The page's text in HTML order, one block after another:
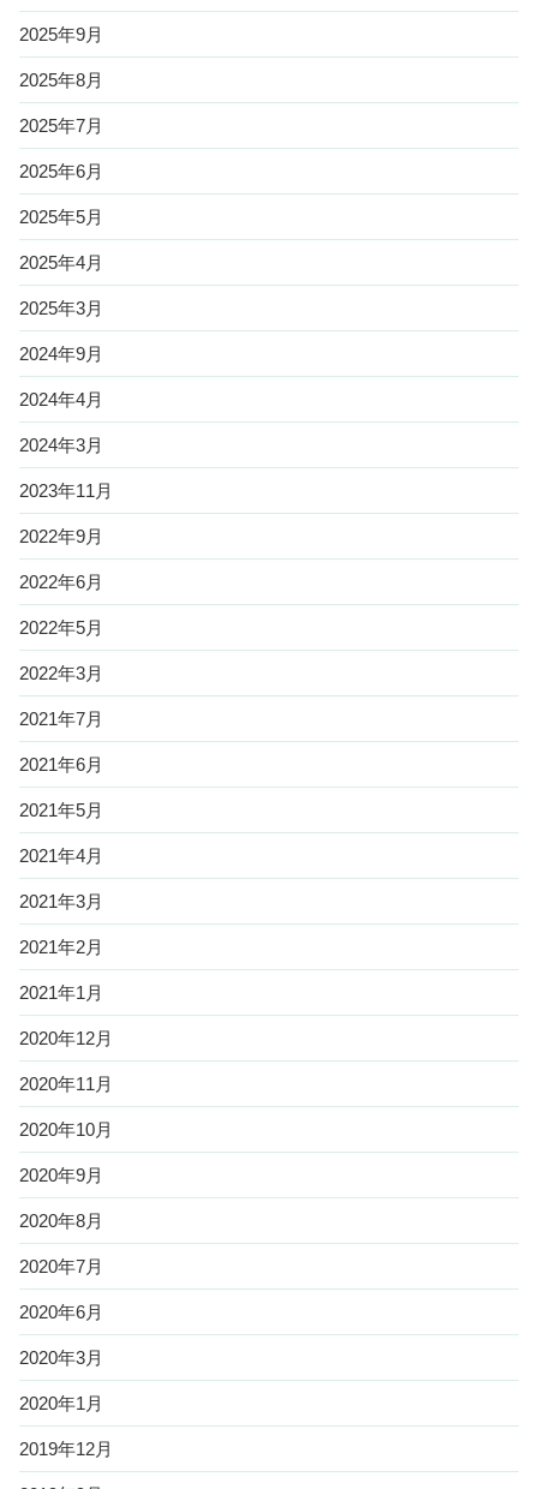
2025年9月
2025年8月
2025年7月
2025年6月
2025年5月
2025年4月
2025年3月
2024年9月
2024年4月
2024年3月
2023年11月
2022年9月
2022年6月
2022年5月
2022年3月
2021年7月
2021年6月
2021年5月
2021年4月
2021年3月
2021年2月
2021年1月
2020年12月
2020年11月
2020年10月
2020年9月
2020年8月
2020年7月
2020年6月
2020年3月
2020年1月
2019年12月